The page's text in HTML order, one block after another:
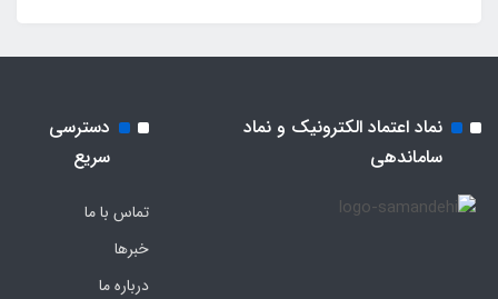
نماد اعتماد الکترونیک و نماد
ساماندهی
دسترسی
سریع
تماس با ما
خبرها
درباره ما